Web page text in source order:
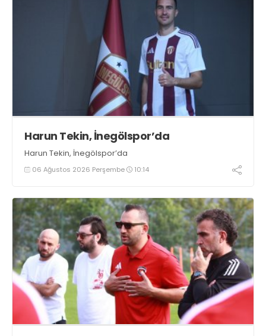
Harun Tekin, İnegölspor’da
Harun Tekin, İnegölspor’da
06 Ağustos 2026 Perşembe 10:14